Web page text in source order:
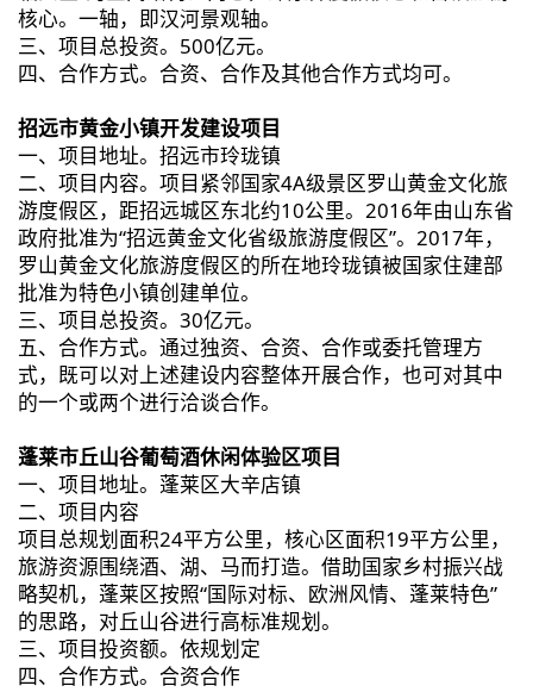
核心。一轴，即汉河景观轴。
三、项目总投资。500亿元。
四、合作方式。合资、合作及其他合作方式均可。
招远市黄金小镇开发建设项目
一、项目地址。招远市玲珑镇
二、项目内容。项目紧邻国家4A级景区罗山黄金文化旅
游度假区，距招远城区东北约10公里。2016年由山东省
政府批准为“招远黄金文化省级旅游度假区”。2017年，
罗山黄金文化旅游度假区的所在地玲珑镇被国家住建部
批准为特色小镇创建单位。
三、项目总投资。30亿元。
五、合作方式。通过独资、合资、合作或委托管理方
式，既可以对上述建设内容整体开展合作，也可对其中
的一个或两个进行洽谈合作。
蓬莱市丘山谷葡萄酒休闲体验区项目
一、项目地址。蓬莱区大辛店镇
二、项目内容
项目总规划面积24平方公里，核心区面积19平方公里，
旅游资源围绕酒、湖、马而打造。借助国家乡村振兴战
略契机，蓬莱区按照“国际对标、欧洲风情、蓬莱特色”
的思路，对丘山谷进行高标准规划。
三、项目投资额。依规划定
四、合作方式。合资合作